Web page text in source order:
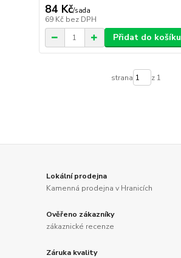
84 Kč/sada
69 Kč bez DPH
Přidat do košíku
strana z 1
Lokální prodejna
Kamenná prodejna v Hranicích
Ověřeno zákazníky
zákaznické recenze
Záruka kvality